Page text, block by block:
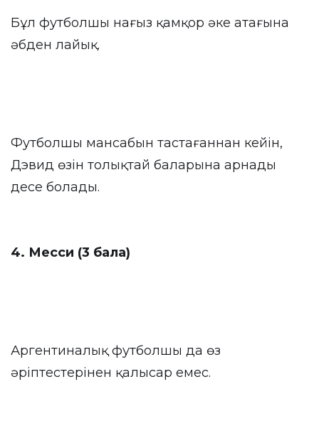
Бұл футболшы нағыз қамқор әке атағына
әбден лайық.
Футболшы мансабын тастағаннан кейін,
Дэвид өзін толықтай баларына арнады
десе болады.
4. Месси (3 бала)
Аргентиналық футболшы да өз
әріптестерінен қалысар емес.